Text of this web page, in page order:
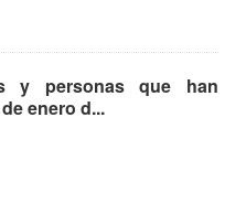
y personas que han
enero d...